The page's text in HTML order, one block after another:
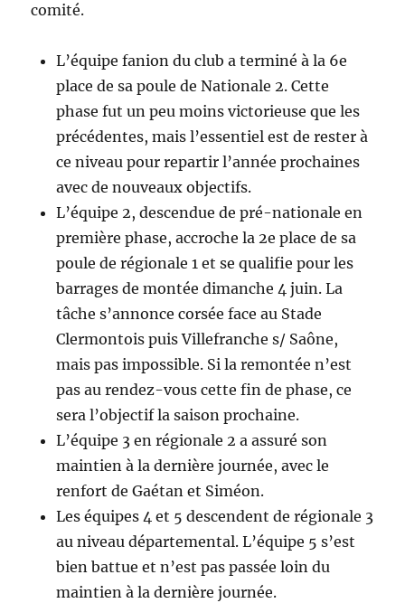
comité.
L’équipe fanion du club a terminé à la 6e
place de sa poule de Nationale 2. Cette
phase fut un peu moins victorieuse que les
précédentes, mais l’essentiel est de rester à
ce niveau pour repartir l’année prochaines
avec de nouveaux objectifs.
L’équipe 2, descendue de pré-nationale en
première phase, accroche la 2e place de sa
poule de régionale 1 et se qualifie pour les
barrages de montée dimanche 4 juin. La
tâche s’annonce corsée face au Stade
Clermontois puis Villefranche s/ Saône,
mais pas impossible. Si la remontée n’est
pas au rendez-vous cette fin de phase, ce
sera l’objectif la saison prochaine.
L’équipe 3 en régionale 2 a assuré son
maintien à la dernière journée, avec le
renfort de Gaétan et Siméon.
Les équipes 4 et 5 descendent de régionale 3
au niveau départemental. L’équipe 5 s’est
bien battue et n’est pas passée loin du
maintien à la dernière journée.